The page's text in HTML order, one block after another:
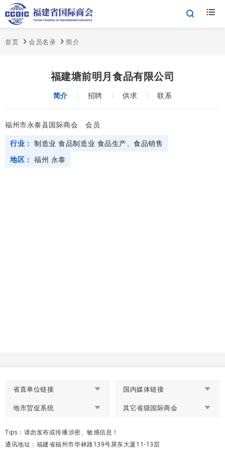
首页 会员名录 简介
福建塘前明月食品有限公司
简介 招聘 供求 联系
福州市永泰县国际商会
会员
行业： 制造业 食品制造业 食品生产、食品销售
地区： 福州 永泰
省直单位链接 国内媒体链接
地市贸促系统 其它省级国际商会
Tips：请勿发布或传播涉密、敏感信息！
通讯地址：福建省福州市华林路139号屏东大厦11-13层